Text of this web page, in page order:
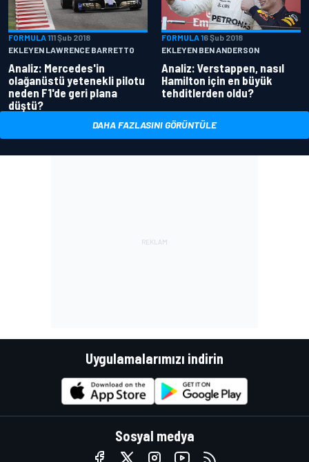
FORMULA 111 Şub 2018
EKLEYEN LAWRENCE BARRETTO
Analiz: Mercedes'in
olağanüstü yetenekli pilotu
neden F1'de geri plana
düştü?
FORMULA 16 Şub 2018
EKLEYEN BEN ANDERSON
Analiz: Verstappen, nasıl
Hamilton için en büyük
tehditlerden oldu?
DAHA FAZLASINI GÖRÜNTÜLE
Uygulamalarımızı indirin
Sosyal medya